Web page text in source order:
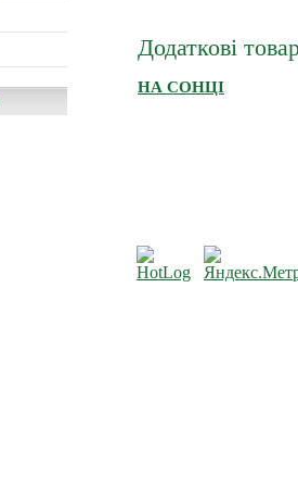
Додаткові
НА СОНЦІ